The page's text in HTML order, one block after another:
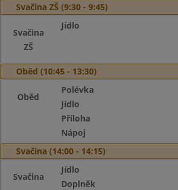
Svačina ZŠ (9:30 - 9:45)
Svačina
ZŠ
Jídlo
Oběd (10:45 - 13:30)
Oběd
Polévka
Jídlo
Příloha
Nápoj
Svačina (14:00 - 14:15)
Svačina
Jídlo
Doplněk